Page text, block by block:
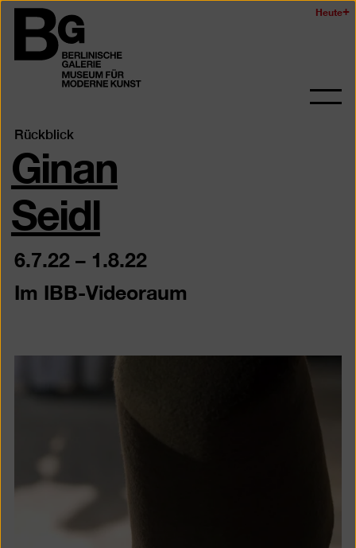
Zum
Seiteninhalt
springen
Berlinischen
Galerie
Heute
Rückblick
Ginan
Seidl
6.7.22–1.8.22
Im IBB-Videoraum